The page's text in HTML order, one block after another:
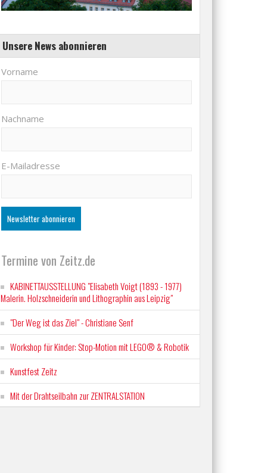
Unsere News abonnieren
Vorname
Nachname
E-Mailadresse
Termine von Zeitz.de
KABINETTAUSSTELLUNG "Elisabeth Voigt (1893 - 1977)
Malerin. Holzschneiderin und Lithographin aus Leipzig"
"Der Weg ist das Ziel" - Christiane Senf
Workshop für Kinder: Stop-Motion mit LEGO® & Robotik
Kunstfest Zeitz
Mit der Drahtseilbahn zur ZENTRALSTATION